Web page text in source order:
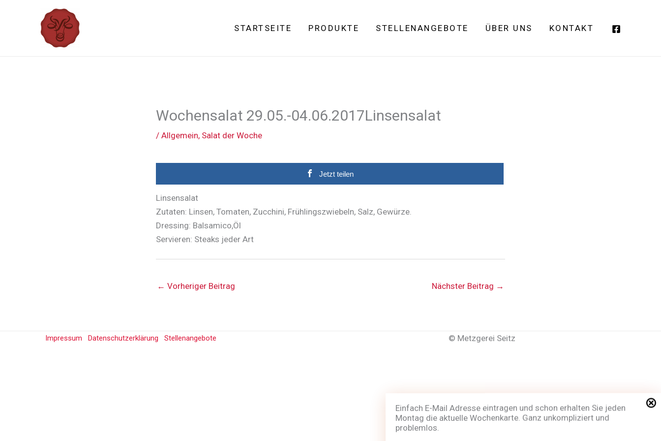
STARTSEITE PRODUKTE STELLENANGEBOTE ÜBER UNS KONTAKT
Wochensalat 29.05.-04.06.2017Linsensalat
/ Allgemein, Salat der Woche
Jetzt teilen
Linsensalat
Zutaten: Linsen, Tomaten, Zucchini, Frühlingszwiebeln, Salz, Gewürze.
Dressing: Balsamico,Öl
Servieren: Steaks jeder Art
Einfach E-Mail Adresse eintragen und schon erhalten Sie jeden
Montag die aktuelle Wochenkarte. Ganz unkompliziert und
problemlos.
← Vorheriger Beitrag Nächster Beitrag →
Impressum Datenschutzerklärung Stellenangebote © Metzgerei Seitz